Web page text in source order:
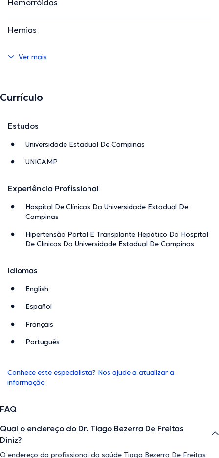
Hemorróidas
Hernias
Ver mais
Currículo
Estudos
Universidade Estadual De Campinas
UNICAMP
Experiência Profissional
Hospital De Clínicas Da Universidade Estadual De
Campinas
Hipertensão Portal E Transplante Hepático Do Hospital
De Clínicas Da Universidade Estadual De Campinas
Idiomas
English
Español
Français
Português
Conhece este especialista? Nos ajude a atualizar a
informação
FAQ
Qual o endereço do Dr. Tiago Bezerra De Freitas
Diniz?
O endereço do profissional da saúde Tiago Bezerra De Freitas